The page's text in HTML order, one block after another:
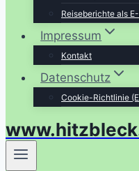
Reiseberichte als
Impressum
Kontakt
Datenschutz
Cookie-Richtlinie